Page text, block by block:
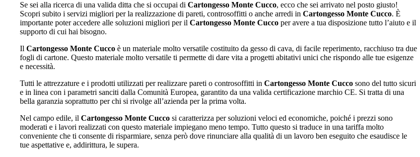
Se sei alla ricerca di una valida ditta che si occupai di Cartongesso Monte Cucco, ecco che sei arrivato nel posto giusto!
Scopri subito i servizi migliori per la realizzazione di pareti, controsoffitti o anche arredi in Cartongesso Monte Cucco. È
importante poter accedere alle soluzioni migliori per il Cartongesso Monte Cucco per avere a tua disposizione tutto l’aiuto e il
supporto di cui hai bisogno.
Il Cartongesso Monte Cucco è un materiale molto versatile costituito da gesso di cava, di facile reperimento, racchiuso tra due
fogli di cartone. Questo materiale molto versatile ti permette di dare vita a progetti abitativi unici che rispondo alle tue esigenze
e necessità.
Tutti le attrezzature e i prodotti utilizzati per realizzare pareti o controsoffitti in Cartongesso Monte Cucco sono del tutto sicuri
e in linea con i parametri sanciti dalla Comunità Europea, garantito da una valida certificazione marchio CE. Si tratta di una
bella garanzia soprattutto per chi si rivolge all’azienda per la prima volta.
Nel campo edile, il Cartongesso Monte Cucco si caratterizza per soluzioni veloci ed economiche, poiché i prezzi sono
moderati e i lavori realizzati con questo materiale impiegano meno tempo. Tutto questo si traduce in una tariffa molto
conveniente che ti consente di risparmiare, senza però dove rinunciare alla qualità di un lavoro ben eseguito che esaudisce le
tue aspettative e, addirittura, le supera.